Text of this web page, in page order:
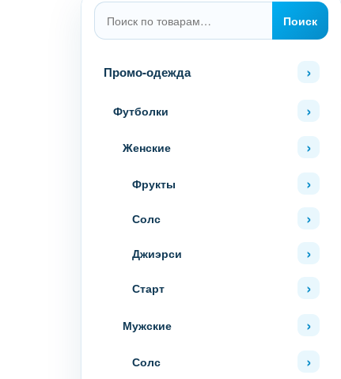
Искать:
Поиск
Промо-одежда
Футболки
Женские
Фрукты
Солс
Джиэрси
Старт
Мужские
Солс